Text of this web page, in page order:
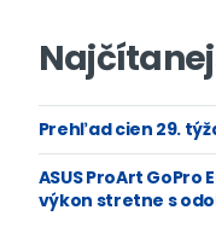
Prehľad cien 29.
ASUS ProArt GoPro
výkon stretne s